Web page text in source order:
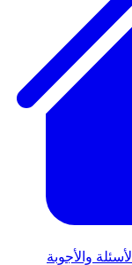
الأسئلة والأجوبة